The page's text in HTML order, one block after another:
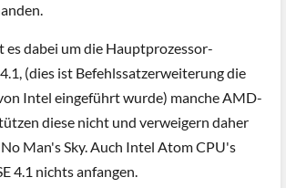
es dabei um die Hauptprozessor-
(dies ist Befehlssatzerweiterung die
Intel eingeführt wurde) manche AMD-
diese nicht und verweigern daher
Man's Sky. Auch Intel Atom CPU's
4.1 nichts anfangen.